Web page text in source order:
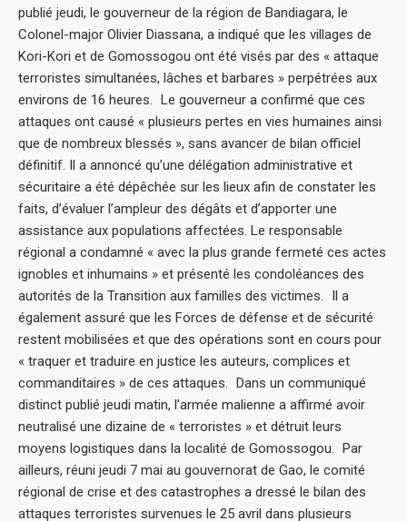
publié jeudi, le gouverneur de la région de Bandiagara, le
Colonel-major Olivier Diassana, a indiqué que les villages de
Kori-Kori et de Gomossogou ont été visés par des « attaque
terroristes simultanées, lâches et barbares » perpétrées aux
environs de 16 heures. Le gouverneur a confirmé que ces
attaques ont causé « plusieurs pertes en vies humaines ainsi
que de nombreux blessés », sans avancer de bilan officiel
définitif. Il a annoncé qu’une délégation administrative et
sécuritaire a été dépêchée sur les lieux afin de constater les
faits, d’évaluer l’ampleur des dégâts et d’apporter une
assistance aux populations affectées. Le responsable
régional a condamné « avec la plus grande fermeté ces actes
ignobles et inhumains » et présenté les condoléances des
autorités de la Transition aux familles des victimes. Il a
également assuré que les Forces de défense et de sécurité
restent mobilisées et que des opérations sont en cours pour
« traquer et traduire en justice les auteurs, complices et
commanditaires » de ces attaques. Dans un communiqué
distinct publié jeudi matin, l’armée malienne a affirmé avoir
neutralisé une dizaine de « terroristes » et détruit leurs
moyens logistiques dans la localité de Gomossogou. Par
ailleurs, réuni jeudi 7 mai au gouvernorat de Gao, le comité
régional de crise et des catastrophes a dressé le bilan des
attaques terroristes survenues le 25 avril dans plusieurs